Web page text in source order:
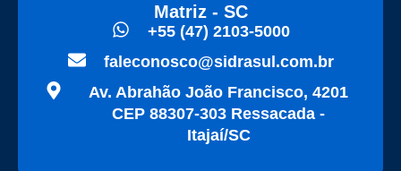
Matriz - SC
+55 (47) 2103-5000
faleconosco@sidrasul.com.br
Av. Abrahão João Francisco, 4201
CEP 88307-303 Ressacada -
Itajaí/SC